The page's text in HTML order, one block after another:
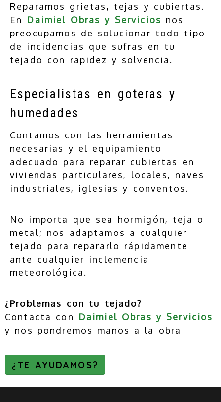
Reparamos grietas, tejas y cubiertas.
En Daimiel Obras y Servicios nos
preocupamos de solucionar todo tipo
de incidencias que sufras en tu
tejado con rapidez y solvencia.
Especialistas en goteras y
humedades
Contamos con las herramientas
necesarias y el equipamiento
adecuado para reparar cubiertas en
viviendas particulares, locales, naves
industriales, iglesias y conventos.
No importa que sea hormigón, teja o
metal; nos adaptamos a cualquier
tejado para repararlo rápidamente
ante cualquier inclemencia
meteorológica.
¿Problemas con tu tejado?
Contacta con Daimiel Obras y Servicios
y nos pondremos manos a la obra
¿TE AYUDAMOS?